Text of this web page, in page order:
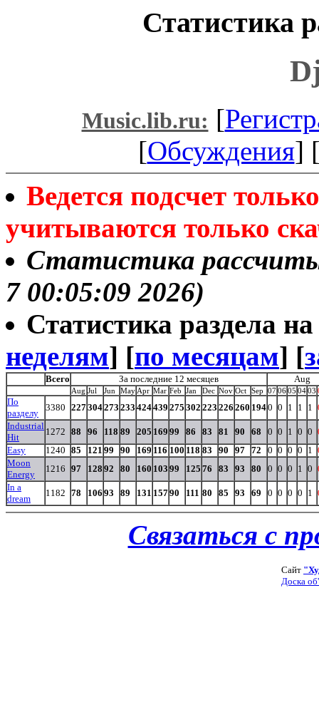
Статистика
Music.lib.ru: [
[Обсуждения]
Ведется подсчет
учитываются только
Статистика
7 00:05:09 2026)
Статистика раздела
неделям] [по месяцам] [
Всего За последние 12 месяцев Aug
Aug Jul Jun May Apr Mar Feb Jan Dec Nov Oct Sep 070605 0403
По
разделу
3380 227304273 233 424439 275 302 223 226 260 1940 0 1 1 1
Industrial
Hit
1272 88 96 118 89 205 169 99 86 83 81 90 68 0 0 1 0 0
Easy
1240 85 121 99 90 169 116 100 118 83 90 97 72 0 0 0 0 1
Moon
Energy
1216 97 128 92 80 160 103 99 125 76 83 93 80 0 0 0 1 0
In a
dream
1182 78 106 93 89 131 15790 111 80 85 93 69 0 0 0 0 1
Связаться с
Сайт
Доска